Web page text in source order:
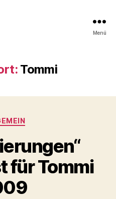
Menü
Tommi
Kategorien
für Tommi